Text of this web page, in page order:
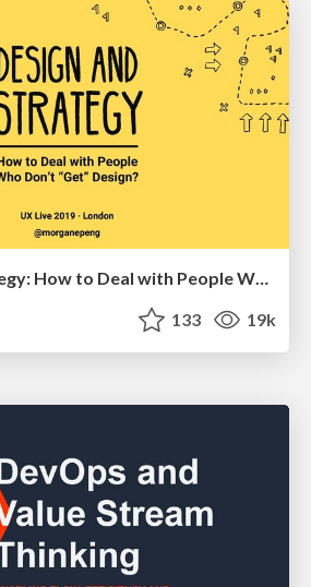
Design and Strategy: How to Deal with People Who Don’t "Get" Design
133 19k